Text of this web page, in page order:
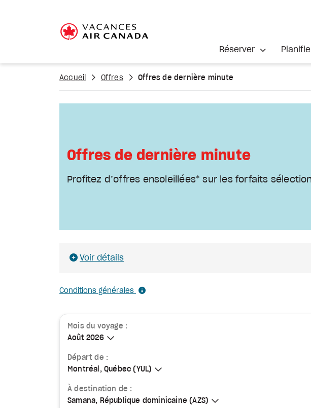
Réserver
Accueil Offres Offres de dernière minute
Offres de dernière minute
Profitez d’offres ensoleillées* sur les forfaits
Voir détails
Conditions générales
Mois du voyage :
Août 2026
Août 2026
Départ de :
Montréal, Québec (YUL)
Montréal, Québec (YUL)
À destination de :
Samana, République dominicaine (AZS)
Samana, République dominicaine (AZS)